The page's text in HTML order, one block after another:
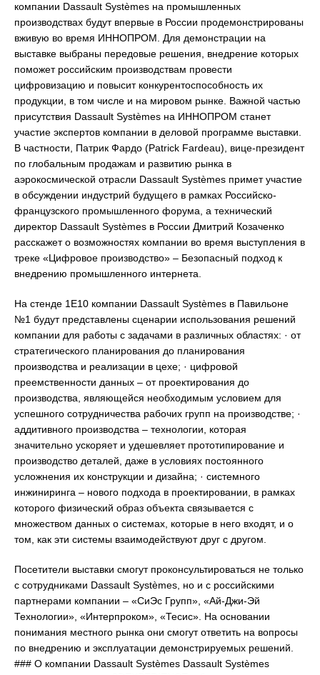
компании Dassault Systèmes на промышленных
производствах будут впервые в России продемонстрированы
вживую во время ИННОПРОМ. Для демонстрации на
выставке выбраны передовые решения, внедрение которых
поможет российским производствам провести
цифровизацию и повысит конкурентоспособность их
продукции, в том числе и на мировом рынке. Важной частью
присутствия Dassault Systèmes на ИННОПРОМ станет
участие экспертов компании в деловой программе выставки.
В частности, Патрик Фардо (Patrick Fardeau), вице-президент
по глобальным продажам и развитию рынка в
аэрокосмической отрасли Dassault Systèmes примет участие
в обсуждении индустрий будущего в рамках Российско-
французского промышленного форума, а технический
директор Dassault Systèmes в России Дмитрий Козаченко
расскажет о возможностях компании во время выступления в
треке «Цифровое производство» – Безопасный подход к
внедрению промышленного интернета.
На стенде 1E10 компании Dassault Systèmes в Павильоне
№1 будут представлены сценарии использования решений
компании для работы с задачами в различных областях: · от
стратегического планирования до планирования
производства и реализации в цехе; · цифровой
преемственности данных – от проектирования до
производства, являющейся необходимым условием для
успешного сотрудничества рабочих групп на производстве; ·
аддитивного производства – технологии, которая
значительно ускоряет и удешевляет прототипирование и
производство деталей, даже в условиях постоянного
усложнения их конструкции и дизайна; · системного
инжиниринга – нового подхода в проектировании, в рамках
которого физический образ объекта связывается с
множеством данных о системах, которые в него входят, и о
том, как эти системы взаимодействуют друг с другом.
Посетители выставки смогут проконсультироваться не только
с сотрудниками Dassault Systèmes, но и с российскими
партнерами компании – «СиЭс Групп», «Ай-Джи-Эй
Технологии», «Интерпроком», «Тесис». На основании
понимания местного рынка они смогут ответить на вопросы
по внедрению и эксплуатации демонстрируемых решений.
### О компании Dassault Systèmes Dassault Systèmes